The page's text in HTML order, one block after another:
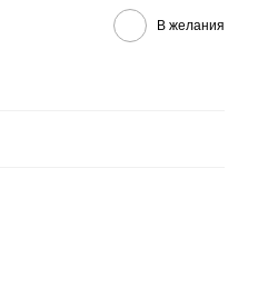
В желания